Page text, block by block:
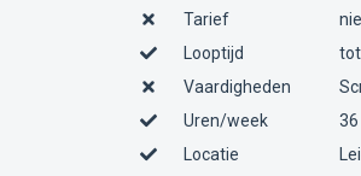
Tarief
Looptijd
Vaardigheden
Uren/week
Locatie